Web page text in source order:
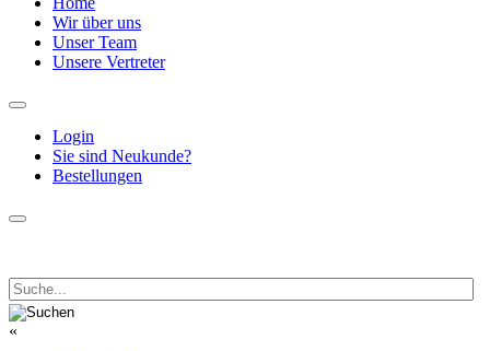
Wir über uns
Unser Team
Unsere Vertreter
Login
Sie sind Neukunde?
Bestellungen
«